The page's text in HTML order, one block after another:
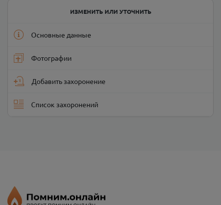
ИЗМЕНИТЬ ИЛИ УТОЧНИТЬ
Основные данные
Фотографии
Добавить захоронение
Список захоронений